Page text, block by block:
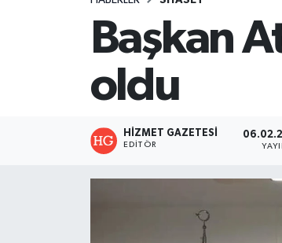
Başkan
oldu
HIZMET GAZETESI
EDITÖR
KÜLTÜR SANAT
Denizli Trafik Yoğunluk Haritası
Süper Lig Puan Durumu ve Fikstür
Son Dakika Haberleri